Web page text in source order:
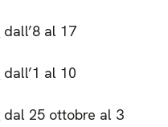
dall’8 al 17
dall’1 al 10
dal 25 ottobre al 3